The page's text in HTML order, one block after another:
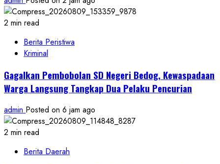
2 min read
Berita Peristiwa
Kriminal
Gagalkan Pembobolan SD Negeri Bedog, Kewaspadaan
Warga Langsung Tangkap Dua Pelaku Pencurian
admin Posted on 6 jam ago
2 min read
Berita Daerah